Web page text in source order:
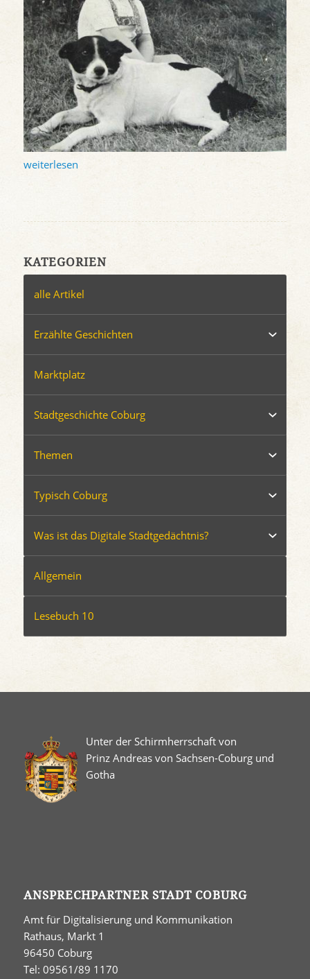
weiterlesen
KATEGORIEN
alle Artikel
Erzählte Geschichten
Marktplatz
Stadtgeschichte Coburg
Themen
Typisch Coburg
Was ist das Digitale Stadtgedächtnis?
Allgemein
Lesebuch 10
Unter der Schirmherrschaft von
Prinz Andreas von Sachsen-Coburg und
Gotha
ANSPRECHPARTNER STADT COBURG
Amt für Digitalisierung und Kommunikation
Rathaus, Markt 1
96450 Coburg
Tel: 09561/89 1170